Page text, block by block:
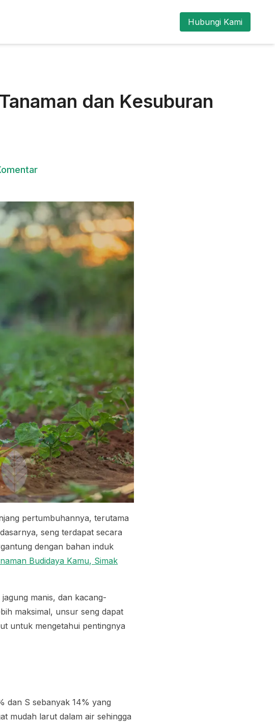
Hubungi Kami
dan Kesuburan
pertumbuhannya, terutama
seng terdapat secara
dengan bahan induk
Budidaya Kamu, Simak
manis, dan kacang-
maksimal, unsur seng dapat
untuk mengetahui pentingnya
dan S sebanyak 14% yang
mudah larut dalam air sehingga